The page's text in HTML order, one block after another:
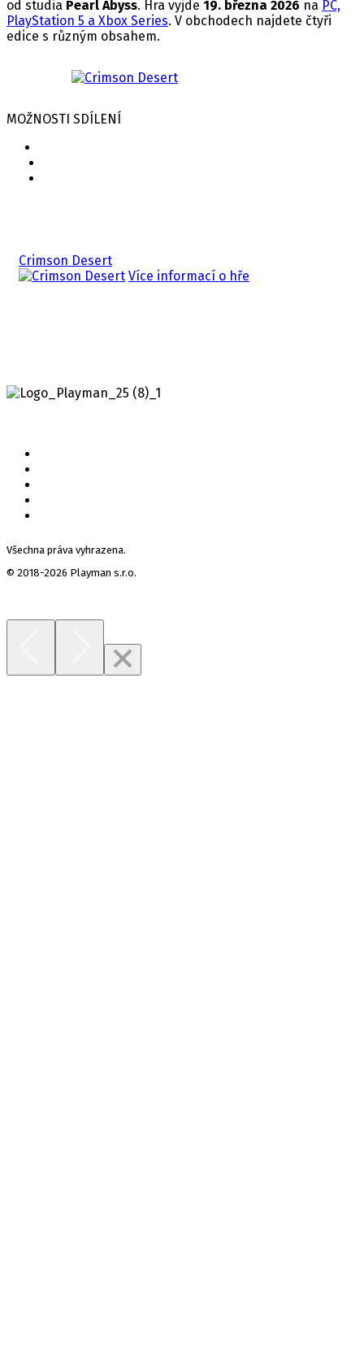
od studia Pearl Abyss. Hra vyjde 19. března 2026 na PC,
PlayStation 5 a Xbox Series. V obchodech najdete čtyři
edice s různým obsahem.
MOŽNOSTI SDÍLENÍ
Crimson Desert
Více informací o hře
Všechna práva vyhrazena.
© 2018-2026 Playman s.r.o.